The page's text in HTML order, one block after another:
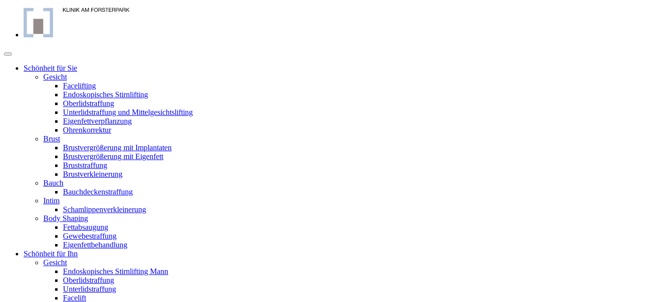
Schönheit für Sie
Gesicht
Facelifting
Endoskopisches Stirnlifting
Oberlidstraffung
Unterlidstraffung und Mittelgesichtslifting
Eigenfettverpflanzung
Ohrenkorrektur
Brust
Brustvergrößerung mit Implantaten
Brustvergrößerung mit Eigenfett
Bruststraffung
Brustverkleinerung
Bauch
Bauchdeckenstraffung
Intim
Schamlippenverkleinerung
Body Shaping
Fettabsaugung
Gewebestraffung
Eigenfettbehandlung
Schönheit für Ihn
Gesicht
Endoskopisches Stirnlifting Mann
Oberlidstraffung
Unterlidstraffung
Facelift